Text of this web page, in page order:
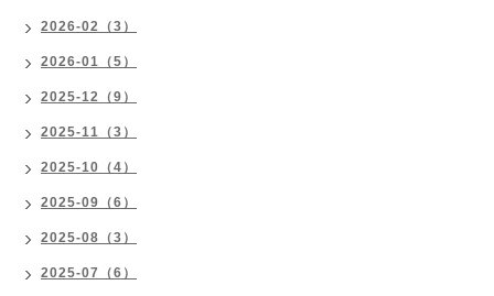
2026-02（3）
2026-01（5）
2025-12（9）
2025-11（3）
2025-10（4）
2025-09（6）
2025-08（3）
2025-07（6）